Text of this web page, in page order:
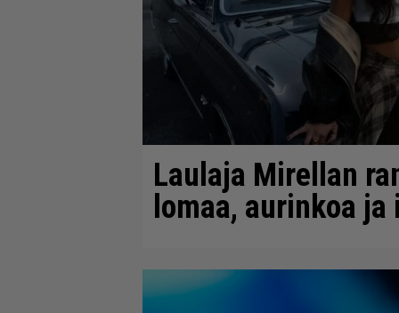
Laulaja Mirellan
lomaa, aurinkoa ja